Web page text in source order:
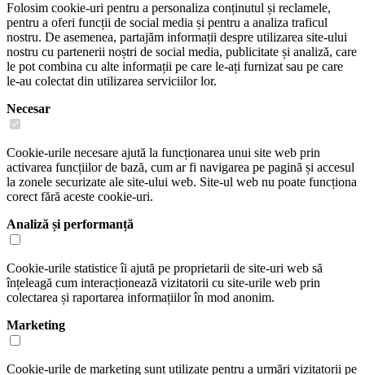
Folosim cookie-uri pentru a personaliza conținutul și reclamele,
pentru a oferi funcții de social media și pentru a analiza traficul
nostru. De asemenea, partajăm informații despre utilizarea site-ului
nostru cu partenerii noștri de social media, publicitate și analiză, care
le pot combina cu alte informații pe care le-ați furnizat sau pe care
le-au colectat din utilizarea serviciilor lor.
Necesar
Cookie-urile necesare ajută la funcționarea unui site web prin
activarea funcțiilor de bază, cum ar fi navigarea pe pagină și accesul
la zonele securizate ale site-ului web. Site-ul web nu poate funcționa
corect fără aceste cookie-uri.
Analiză și performanță
Cookie-urile statistice îi ajută pe proprietarii de site-uri web să
înțeleagă cum interacționează vizitatorii cu site-urile web prin
colectarea și raportarea informațiilor în mod anonim.
Marketing
Cookie-urile de marketing sunt utilizate pentru a urmări vizitatorii pe